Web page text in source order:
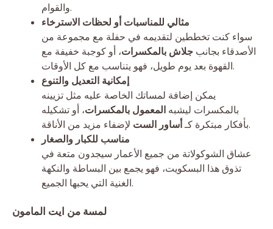
والقوام.
مثالي للمناسبات أو لحظات الاسترخاء
سواء كنت تخططين لتقديمه في حفلة مع مجموعة من
الأصدقاء بجانب جلاش بالمكسرات، أو كوجبة خفيفة مع
القهوة بعد يوم طويل، فهو يتناسب مع كل الأوقات.
إمكانية التعديل والتنوع
يمكن إضافة لمساتك الخاصة عليه مثل تزيينه
بالمكسرات ليشبه المعمول بالمكسرات، أو تشكيله
بأفكار مبتكرة كـأساور الست
لإضفاء مزيد من الأناقة.
مناسب للكبار والصغار
عشاق الشوكولاتة من جميع الأعمار سيجدون متعة في
تذوق هذا البسكويت، فهو يجمع بين البساطة والنكهة
الغنية التي يحبها الجميع.
لمسة من ايت المامون